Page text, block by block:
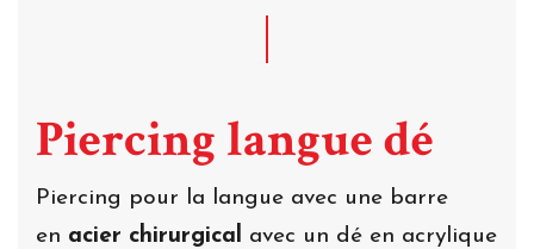
Piercing langue dé
Piercing pour la langue avec une barre
en acier chirurgical
avec un dé en acrylique